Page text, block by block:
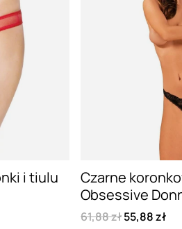
i tiulu
Czarne
Obsessive
61,88 zł55,88 zł